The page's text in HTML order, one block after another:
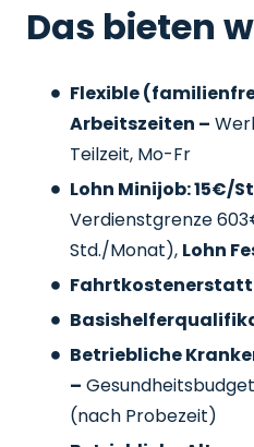
Das bieten
Flexible
Arbeitszeiten –
Teilzeit, Mo-Fr
Lohn Minijob: 15€/
Verdienstgrenze
Std./Monat), Lohn
Betriebliche
–
(nach Probezeit)